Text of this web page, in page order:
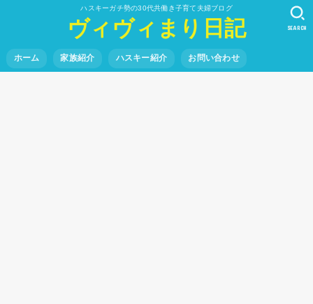
ハスキーガチ勢の30代共働き子育て夫婦ブログ
ヴィヴィまり日記
ホーム 家族紹介 ハスキー紹介 お問い合わせ
SEARCH